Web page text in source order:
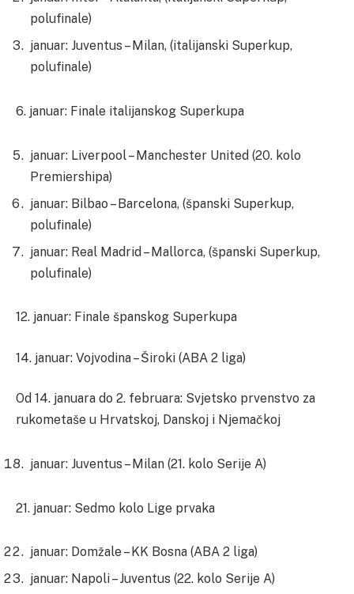
polufinale)
januar: Juventus – Milan, (italijanski Superkup,
polufinale)
6. januar: Finale italijanskog Superkupa
januar: Liverpool – Manchester United (20. kolo
Premiershipa)
januar: Bilbao – Barcelona, (španski Superkup,
polufinale)
januar: Real Madrid – Mallorca, (španski Superkup,
polufinale)
12. januar: Finale španskog Superkupa
14. januar: Vojvodina – Široki (ABA 2 liga)
Od 14. januara do 2. februara: Svjetsko prvenstvo za
rukometaše u Hrvatskoj, Danskoj i Njemačkoj
januar: Juventus – Milan (21. kolo Serije A)
21. januar: Sedmo kolo Lige prvaka
januar: Domžale – KK Bosna (ABA 2 liga)
januar: Napoli – Juventus (22. kolo Serije A)